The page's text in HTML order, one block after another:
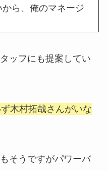
ら、俺のマネージ
ッフにも提案してい
木村拓哉さんがいな
そうですがパワーバ